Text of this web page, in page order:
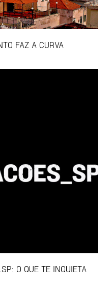
FAZ A CURVA
O QUE TE INQUIETA